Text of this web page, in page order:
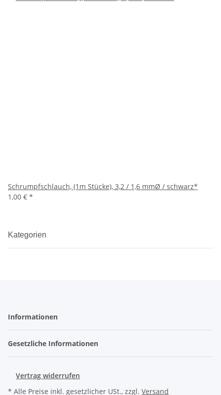
Schrumpfschlauch, (1m Stücke), 3,2 / 1,6 mmØ / schwarz*
1,00 € *
Kategorien
Informationen
Gesetzliche Informationen
Vertrag widerrufen
* Alle Preise inkl. gesetzlicher USt., zzgl. Versand